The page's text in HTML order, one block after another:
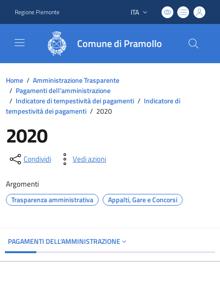
Regione Piemonte Lingua attiva:
ITA
Comune di Pramollo
Home / Amministrazione Trasparente
/ Pagamenti dell'amministrazione
/ Indicatore di tempestività dei pagamenti / Indicatore di
tempestività dei pagamenti / 2020
2020
Condividi Vedi azioni
Argomenti
Trasparenza amministrativa Appalti, Gare e Concorsi
PAGAMENTI DELL'AMMINISTRAZIONE